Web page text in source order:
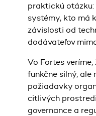
praktickú otázku:
systémy, kto má
závislosti od
dodávateľov
Vo Fortes
funkčne silný, ale
požiadavky
citlivých
governance a